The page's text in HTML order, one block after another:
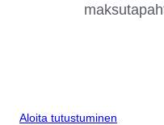
Aloita tutustuminen